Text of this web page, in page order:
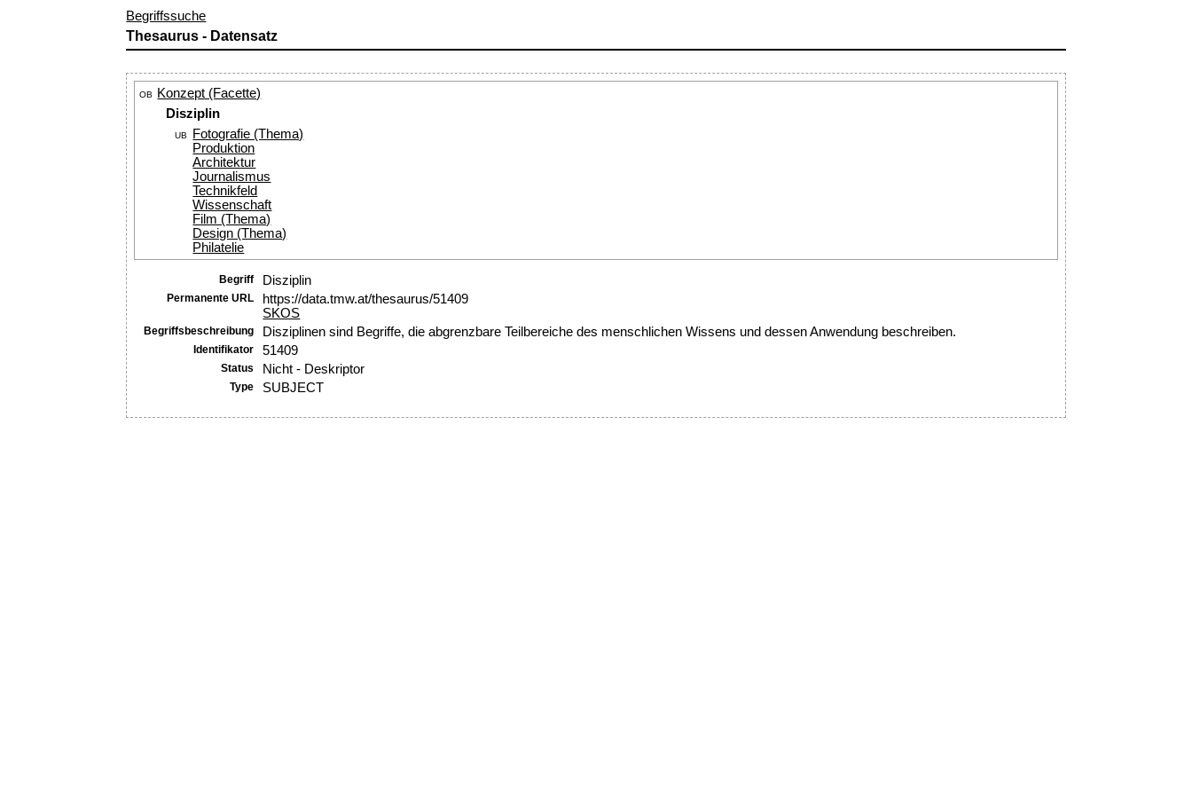
Begriffssuche
Thesaurus - Datensatz
OB
Konzept (Facette)
Disziplin
UB
Fotografie (Thema)
Produktion
Architektur
Journalismus
Technikfeld
Wissenschaft
Film (Thema)
Design (Thema)
Philatelie
Begriff Disziplin
Permanente URL
https://data.tmw.at/thesaurus/51409
SKOS
Begriffsbeschreibung Disziplinen sind Begriffe, die abgrenzbare Teilbereiche des menschlichen Wissens und dessen Anwendung beschreiben.
Identifikator 51409
Status Nicht - Deskriptor
Type SUBJECT